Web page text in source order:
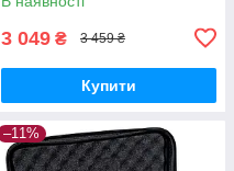
3 049 ₴ 3 459 ₴
Купити
–11%